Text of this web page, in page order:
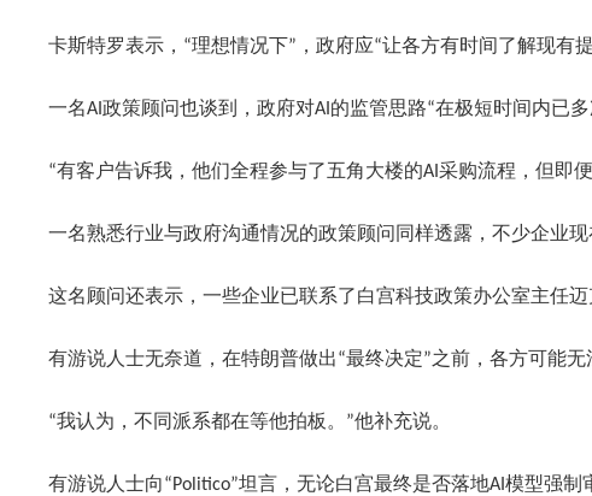
卡斯特罗表示，“理想情况下”，政府应“让各方有时间了解现有
一名AI政策顾问也谈到，政府对AI的监管思路“在极短时间内已
“有客户告诉我，他们全程参与了五角大楼的AI采购流程，但即
一名熟悉行业与政府沟通情况的政策顾问同样透露，不少企业
这名顾问还表示，一些企业已联系了白宫科技政策办公室主任
有游说人士无奈道，在特朗普做出“最终决定”之前，各方可能无
“我认为，不同派系都在等他拍板。”他补充说。
有游说人士向“Politico”坦言，无论白宫最终是否落地AI模型强